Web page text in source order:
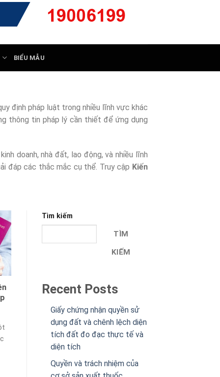
BIỂU MẪU
định pháp luật trong nhiều lĩnh vực khác
thông tin pháp lý cần thiết để ứng dụng
doanh, nhà đất, lao động, và nhiều lĩnh
đáp các thắc mắc cụ thể. Truy cập Kiến
Tìm kiếm
TÌM
KIẾM
Recent Posts
Giấy chứng nhận quyền sử
dụng đất và chênh lệch diện
tích đất đo đạc thực tế và
diện tích
Quyền và trách nhiệm của